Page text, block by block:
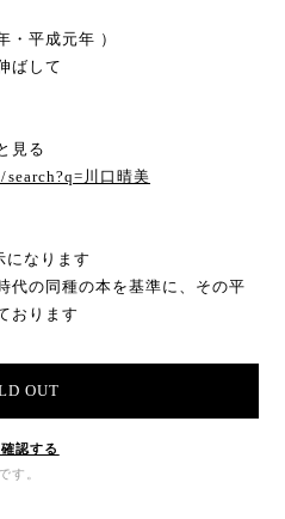
・平成元年 ）
ばして
見る
川口晴美
なります
代の同種の本を基準に、その平
おります
OUT
認する
す。